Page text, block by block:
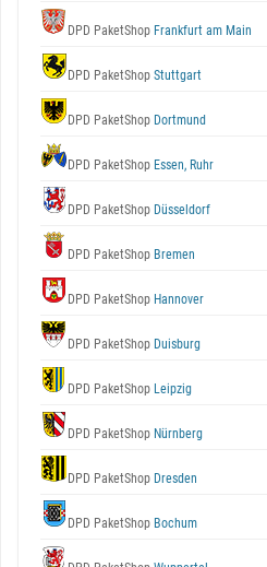
DPD PaketShop Frankfurt am Main
DPD PaketShop Stuttgart
DPD PaketShop Dortmund
DPD PaketShop Essen, Ruhr
DPD PaketShop Düsseldorf
DPD PaketShop Bremen
DPD PaketShop Hannover
DPD PaketShop Duisburg
DPD PaketShop Leipzig
DPD PaketShop Nürnberg
DPD PaketShop Dresden
DPD PaketShop Bochum